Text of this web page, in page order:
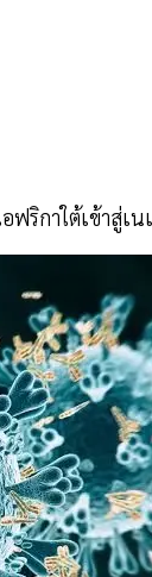
ริกาใต้เข้าสู่เน